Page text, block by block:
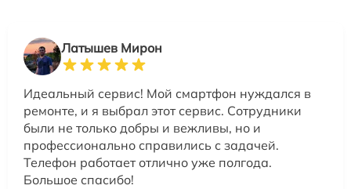
Латышев Мирон
Идеальный сервис! Мой смартфон нуждался в
ремонте, и я выбрал этот сервис. Сотрудники
были не только добры и вежливы, но и
профессионально справились с задачей.
Телефон работает отлично уже полгода.
Большое спасибо!